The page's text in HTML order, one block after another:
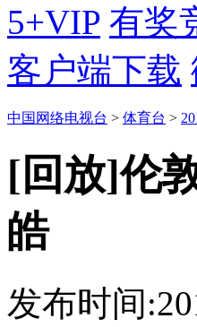
5+VIP 有奖
客户端下载
中国网络电视台 > 体育台 >
[回放]伦
皓
发布时间